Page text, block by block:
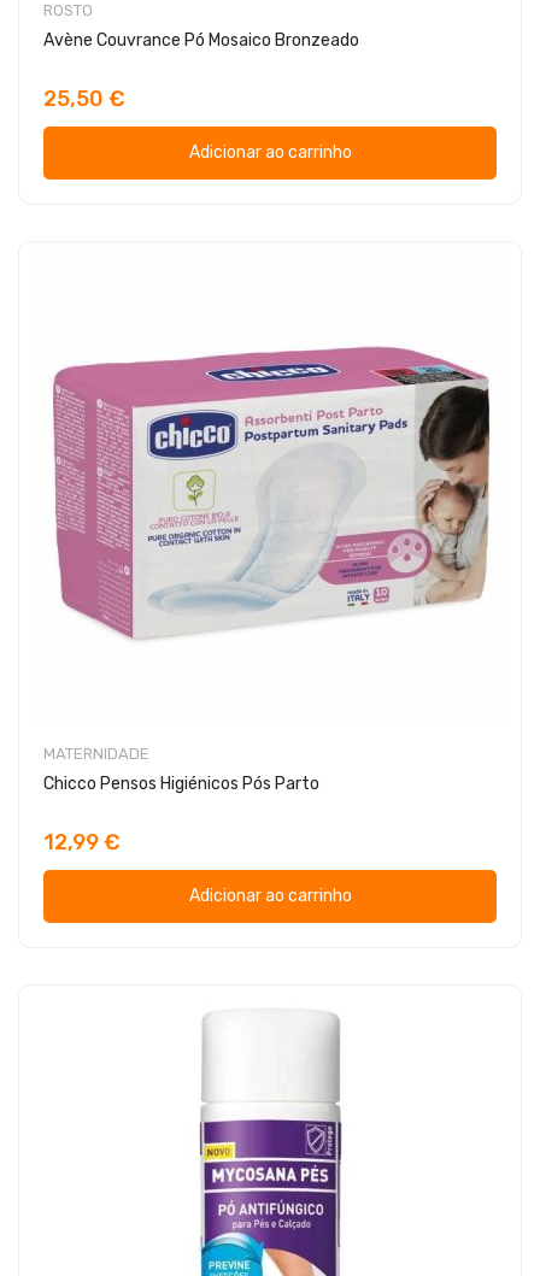
ROSTO
Avène Couvrance Pó Mosaico Bronzeado
25,50 €
Adicionar ao carrinho
MATERNIDADE
Chicco Pensos Higiénicos Pós Parto
12,99 €
Adicionar ao carrinho